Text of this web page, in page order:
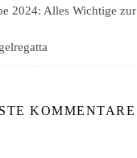
2024: Alles Wichtige zur
KOMMENTARE